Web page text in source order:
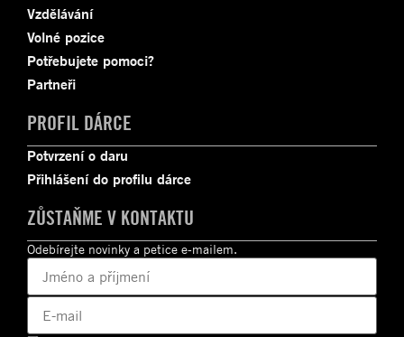
Vzdělávání
Volné pozice
Potřebujete pomoci?
Partneři
PROFIL DÁRCE
Potvrzení o daru
Přihlášení do profilu dárce
ZŮSTAŇME V KONTAKTU
Odebírejte novinky a petice e-mailem.